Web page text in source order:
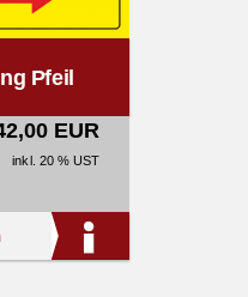
Pfeil
EUR
inkl. 20 % UST